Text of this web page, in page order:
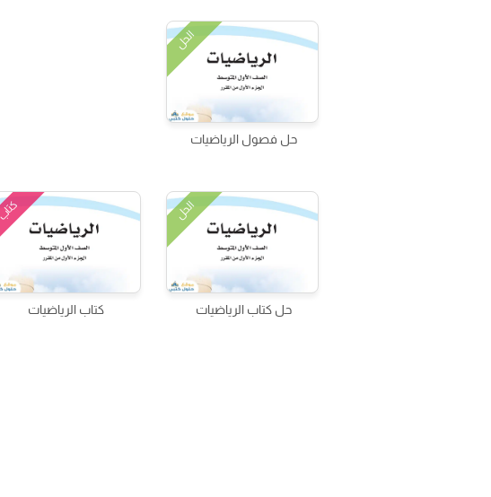
الحل
حل فصول الرياضيات
الحل
حل كتاب الرياضيات كتاب الرياضيات